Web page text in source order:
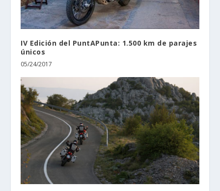
IV Edición del PuntAPunta: 1.500 km de parajes
únicos
05/24/2017